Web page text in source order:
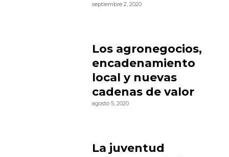
septiembre 2, 2020
Los agronegocios,
encadenamiento
local y nuevas
cadenas de valor
agosto 5, 2020
La juventud